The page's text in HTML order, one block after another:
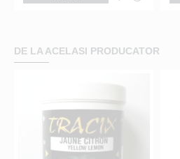
DE LA ACELASI PRODUCATOR